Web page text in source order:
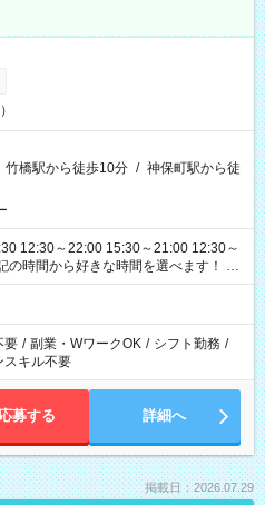
竹橋駅から徒歩10分 / 神保町駅から徒
12:30～22:00 15:30～21:00 12:30～
があります
要 / 副業・WワークOK / シフト勤務 /
スキル不要
応募する 詳細へ
掲載日：2026.07.29